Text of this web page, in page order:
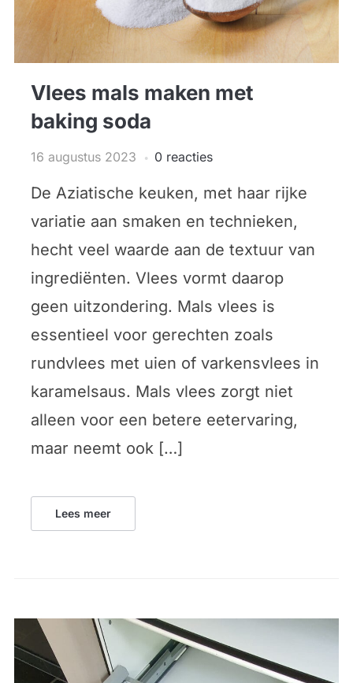
Vlees mals maken met
baking soda
16 augustus 2023 0 reacties
De Aziatische keuken, met haar rijke
variatie aan smaken en technieken,
hecht veel waarde aan de textuur van
ingrediënten. Vlees vormt daarop
geen uitzondering. Mals vlees is
essentieel voor gerechten zoals
rundvlees met uien of varkensvlees in
karamelsaus. Mals vlees zorgt niet
alleen voor een betere eetervaring,
maar neemt ook […]
Lees meer